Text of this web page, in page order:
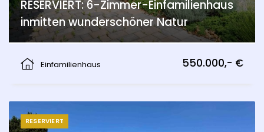
RESERVIERT: 6-Zimmer-Einfamilienhaus
inmitten wunderschöner Natur
Einfamilienhaus
550.000,- €
RESERVIERT